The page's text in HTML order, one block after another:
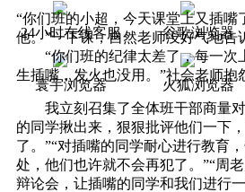
24小时在线客服 谷歌浏览器
寰宇浏览器 火狐浏览器
“你们班的小超，今天课堂上又插嘴
他。”一下课，自然老师没好气地告
“你们班的纪律太差了，每一次
生插嘴，发火也没用。”社会老师抱
我立刻召集了全体班干部商量对
的同学揪出来，狠狠批评他们一下
了。”“对插嘴的同学耐心进行教育
处，他们也许就不会再犯了。”“周
辩论会，让插嘴的同学和我们进行